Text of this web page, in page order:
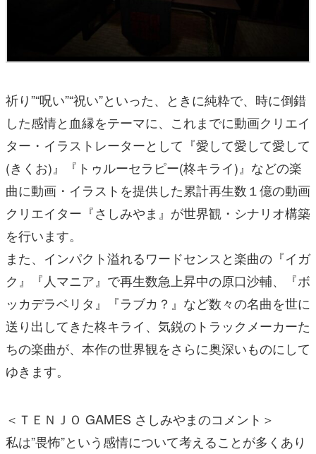
祈り”“呪い”“祝い”といった、ときに純粋で、時に倒錯
した感情と血縁をテーマに、これまでに動画クリエイ
ター・イラストレーターとして『愛して愛して愛して
(きくお)』『トゥルーセラピー(柊キライ)』などの楽
曲に動画・イラストを提供した累計再生数１億の動画
クリエイター『さしみやま』が世界観・シナリオ構築
を行います。
また、インパクト溢れるワードセンスと楽曲の『イガ
ク』『人マニア』で再生数急上昇中の原口沙輔、『ボ
ッカデラベリタ』『ラブカ？』など数々の名曲を世に
送り出してきた柊キライ、気鋭のトラックメーカーた
ちの楽曲が、本作の世界観をさらに奥深いものにして
ゆきます。
＜ＴＥＮＪＯ GAMES さしみやまのコメント＞
私は”畏怖”という感情について考えることが多くあり